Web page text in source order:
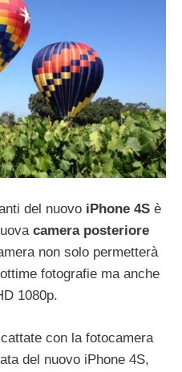
del nuovo iPhone 4S è
camera posteriore
non solo permetterà
fotografie ma anche
1080p.
con la fotocamera
del nuovo iPhone 4S,